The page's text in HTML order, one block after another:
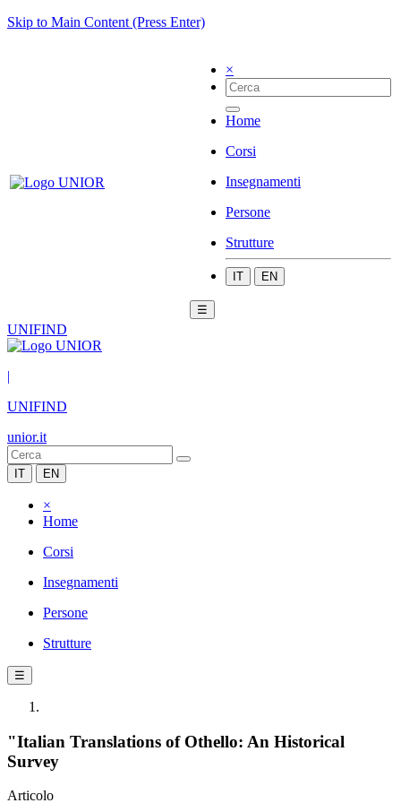
Skip to Main Content (Press Enter)
×
Home
Corsi
Insegnamenti
Persone
Strutture
IT EN
☰
UNIFIND
|
UNIFIND
unior.it
IT EN
×
Home
Corsi
Insegnamenti
Persone
Strutture
☰
"Italian Translations of Othello: An Historical
Survey
Articolo